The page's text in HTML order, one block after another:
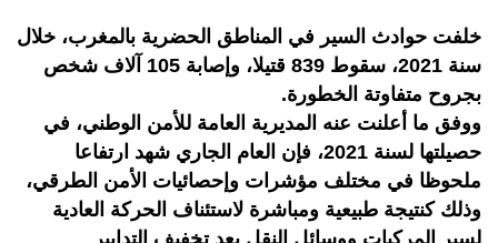
خلفت حوادث السير في المناطق الحضرية بالمغرب، خلال
سنة 2021، سقوط 839 قتيلا، وإصابة 105 آلاف شخص
بجروح متفاوتة الخطورة.
ووفق ما أعلنت عنه المديرية العامة للأمن الوطني، في
حصيلتها لسنة 2021، فإن العام الجاري شهد ارتفاعا
ملحوظا في مختلف مؤشرات وإحصائيات الأمن الطرقي،
وذلك كنتيجة طبيعية ومباشرة لاستئناف الحركة العادية
لسير المركبات ووسائل النقل بعد تخفيف التدابير